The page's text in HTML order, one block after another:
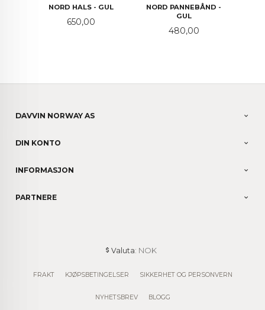
NORD HALS - GUL
Pris
650,00
NORD PANNEBÅND -
GUL
Pris
480,00
DAVVIN NORWAY AS
DIN KONTO
INFORMASJON
PARTNERE
Valuta: NOK
FRAKT KJØPSBETINGELSER SIKKERHET OG PERSONVERN
NYHETSBREV BLOGG